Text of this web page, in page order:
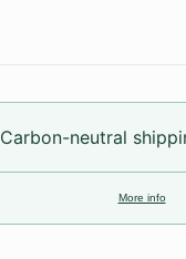
Carbon-neutral
More info